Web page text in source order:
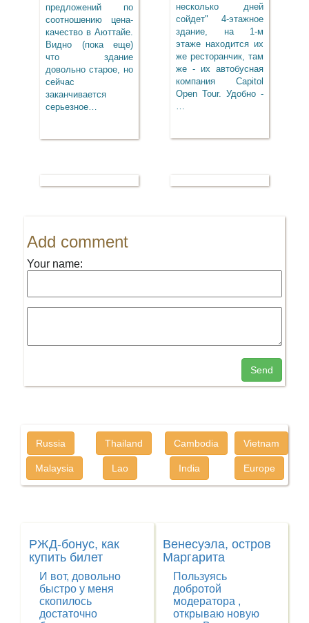
предложений по
соотношению цена-
качество в Аюттайе.
Видно (пока еще)
что здание
довольно старое, но
сейчас
заканчивается
серьезное…
несколько дней
сойдет" 4-этажное
здание, на 1-м
этаже находится их
же ресторанчик, там
же - их автобусная
компания Capitol
Open Tour. Удобно -
…
Add comment
Your name:
Send
Russia Thailand Cambodia Vietnam
Malaysia Lao India Europe
РЖД-бонус, как
купить билет
И вот, довольно
быстро у меня
скопилось
достаточно
Венесуэла, остров
Маргарита
Пользуясь
добротой
модератора ,
открываю новую